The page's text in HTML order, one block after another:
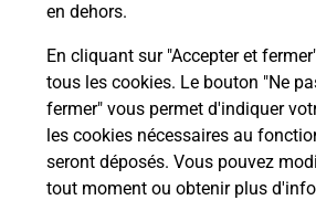
en dehors.
En cliquant sur "Accepter et
tous les cookies. Le bouton "Ne
fermer" vous permet d'indiquer
les cookies nécessaires au
seront déposés. Vous pouvez
tout moment ou obtenir plus
à l’étranger avec La Poste
Est-ce que je peux payer
smartphone Samsung en
fois avec La Poste Mobile ?